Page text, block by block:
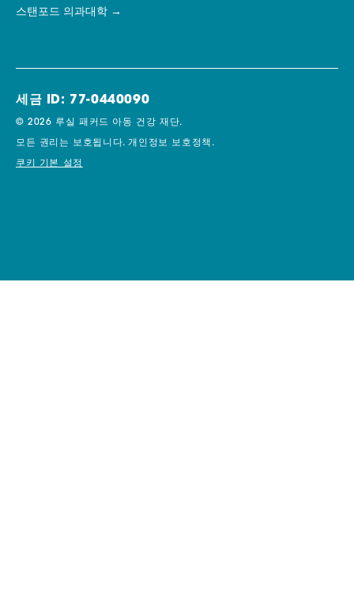
스탠포드 의과대학
세금 ID: 77-0440090
© 2026 루실 패커드 아동 건강 재단.
모든 권리는 보호됩니다.개인정보 보호정책.
쿠키 기본 설정